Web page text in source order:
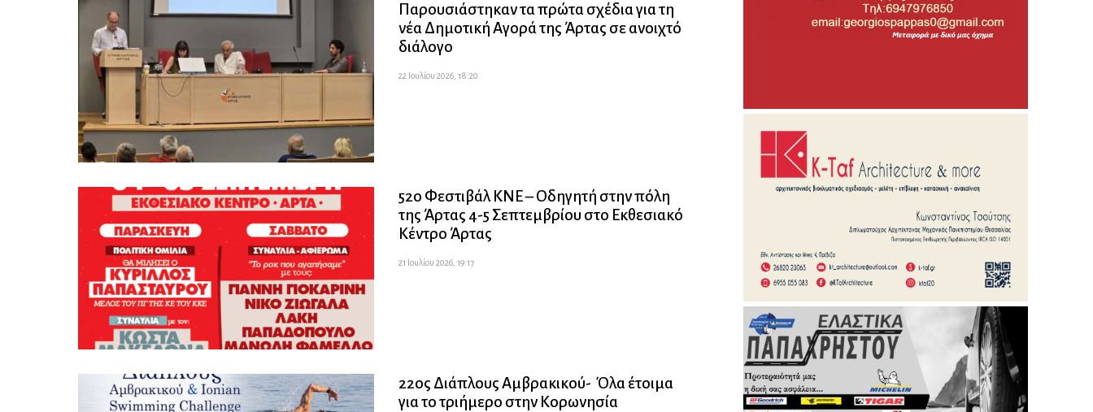
Παρουσιάστηκαν τα πρώτα σχέδια για τη
νέα Δημοτική Αγορά της Άρτας σε ανοιχτό
διάλογο
22 Ιουλίου 2026, 18:20
52ο Φεστιβάλ ΚΝΕ – Οδηγητή στην πόλη
της Άρτας 4-5 Σεπτεμβρίου στο Εκθεσιακό
Κέντρο Άρτας
21 Ιουλίου 2026, 19:17
22ος Διάπλους Αμβρακικού- Όλα έτοιμα
για το τριήμερο στην Κορωνησία